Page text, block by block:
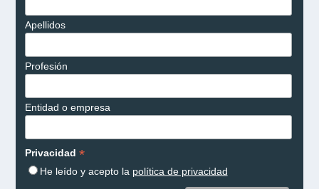
Apellidos
Profesión
Entidad o empresa
Privacidad *
He leído y acepto la política de privacidad